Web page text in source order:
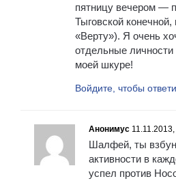
пятницу вечером —
Тыговской конечной,
«Верту»). Я очень
отдельные
моей шкуре!
Войдите, чтобы
Анонимус
Шалфей, ты
активности в
успел против